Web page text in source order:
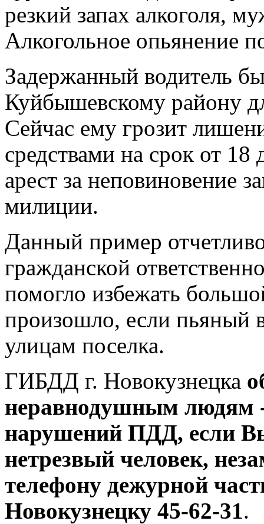
резкий запах алкоголя,
Алкогольное опьянение
Задержанный водитель
Куйбышевскому району
Сейчас ему грозит
средствами на срок от
арест за неповиновение
милиции.
Данный пример
гражданской
помогло избежать
произошло, если пьяный
улицам поселка.
ГИБДД г. Новокузнецка
неравнодушным людям
нарушений ПДД, если Вы
нетрезвый человек,
телефону дежурной
Новокузнецку 45-62-31.